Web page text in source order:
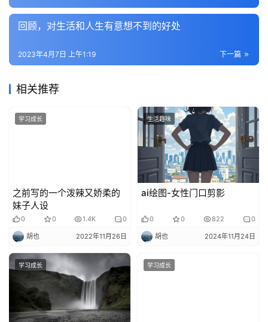
回顾，对生活和人生有意想不到的好处
下一篇
2023年4月7日 上午1:19
相关推荐
学习成长
之前写的一个泼辣又娇柔的
妹子人设
0 0 1.4K 0
胡也 2022年11月26日
生活趣味
ai绘图-女性门口剪影
0 0 822 0
胡也 2024年11月24日
学习成长 学习成长